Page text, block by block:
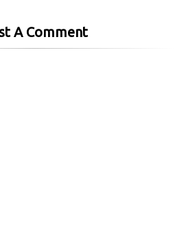
A Comment